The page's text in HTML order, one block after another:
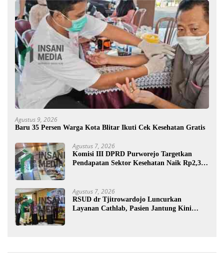
Agustus 9, 2026
Baru 35 Persen Warga Kota Blitar Ikuti Cek Kesehatan Gratis
Agustus 7, 2026
Komisi III DPRD Purworejo Targetkan
Pendapatan Sektor Kesehatan Naik Rp2,3
Agustus 7, 2026
RSUD dr Tjitrowardojo Luncurkan
Layanan Cathlab, Pasien Jantung Kini